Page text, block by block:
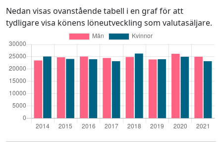
Nedan visas ovanstående tabell i en graf för att
tydligare visa könens löneutveckling som valutasäljare.